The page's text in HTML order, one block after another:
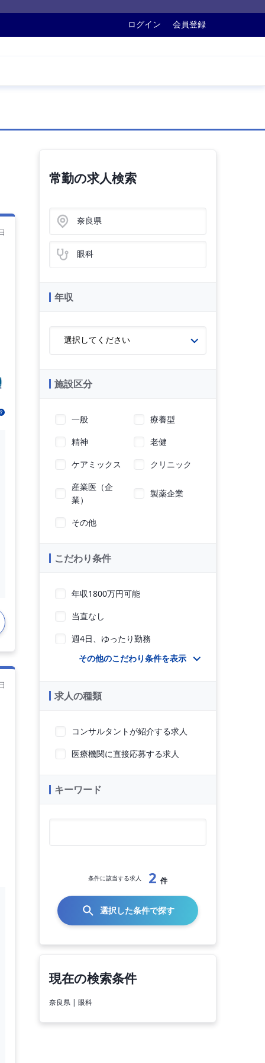
ログイン 会員登録
常勤の求人検索
奈良県
眼科
年収
施設区分
一般
療養型
精神
老健
ケアミックス
クリニック
産業医（企
業）
製薬企業
その他
こだわり条件
年収1800万円可能
当直なし
週4日、ゆったり勤務
その他のこだわり条件を表示
求人の種類
コンサルタントが紹介する求人
医療機関に直接応募する求人
キーワード
条件に該当する求人 2 件
選択した条件で探す
現在の検索条件
奈良県 | 眼科